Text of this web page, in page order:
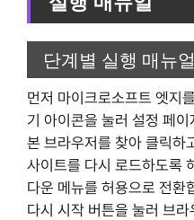
단계별 실행 매뉴얼
먼저 마이크로소프트 엣지
기 아이콘을 눌러 설정 페
본 브라우저를 찾아 클릭하
사이트를 다시 로드하도록
다운 메뉴를 허용으로 전환
다시 시작 버튼을 눌러 브